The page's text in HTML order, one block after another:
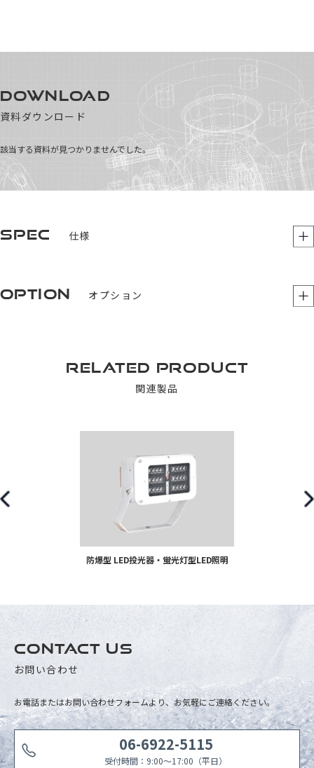
DOWNLOAD
資料ダウンロード
該当する資料が見つかりませんでした。
SPEC 仕様
OPTION オプション
RELATED PRODUCT
関連製品
防爆型 LED投光器・蛍光灯型LED照明
CONTACT US
お問い合わせ
お電話またはお問い合わせフォームより、お気軽にご連絡ください。
06-6922-5115
受付時間：9:00〜17:00（平日）